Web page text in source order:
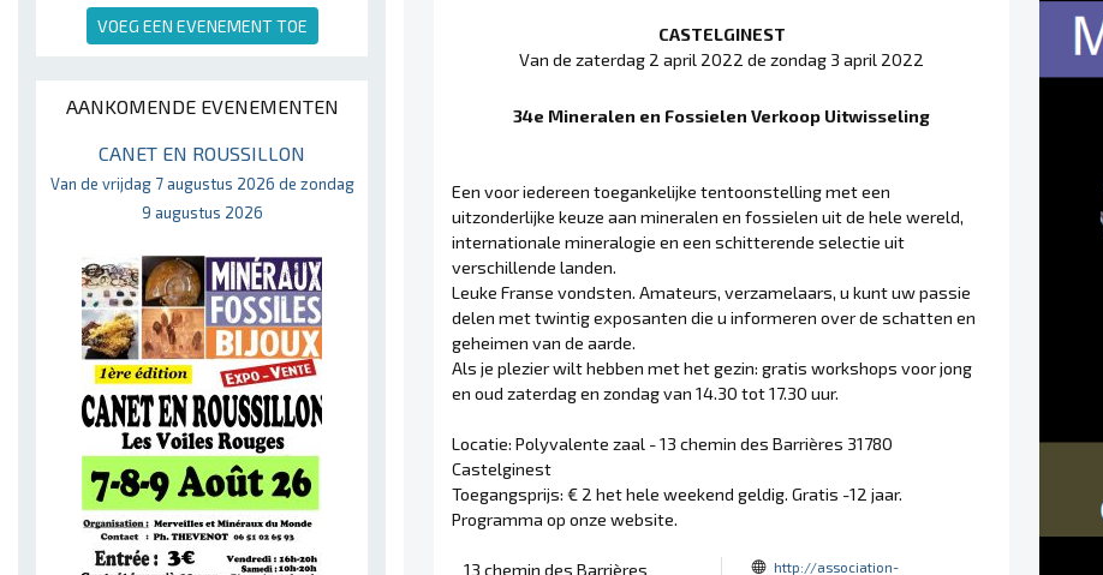
VOEG EEN EVENEMENT TOE
AANKOMENDE EVENEMENTEN
CANET EN ROUSSILLON
Van de vrijdag 7 augustus 2026 de zondag
9 augustus 2026
CASTELGINEST
Van de zaterdag 2 april 2022 de zondag 3 april 2022
34e Mineralen en Fossielen Verkoop Uitwisseling
Een voor iedereen toegankelijke tentoonstelling met een
uitzonderlijke keuze aan mineralen en fossielen uit de hele wereld,
internationale mineralogie en een schitterende selectie uit
verschillende landen.
Leuke Franse vondsten. Amateurs, verzamelaars, u kunt uw passie
delen met twintig exposanten die u informeren over de schatten en
geheimen van de aarde.
Als je plezier wilt hebben met het gezin: gratis workshops voor jong
en oud zaterdag en zondag van 14.30 tot 17.30 uur.
Locatie: Polyvalente zaal - 13 chemin des Barrières 31780
Castelginest
Toegangsprijs: € 2 het hele weekend geldig. Gratis -12 jaar.
Programma op onze website.
13 chemin des Barrières
http://association-